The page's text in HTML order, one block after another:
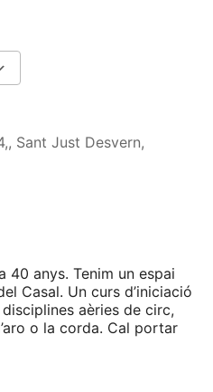
Sant Just Desvern,
40 anys. Tenim un espai
Casal. Un curs d’iniciació
aèries de circ,
o la corda. Cal portar